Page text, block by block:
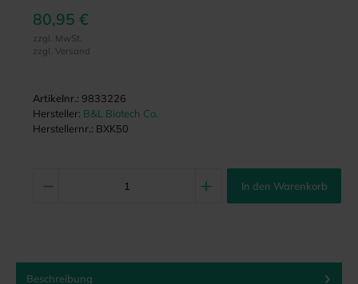
80,95 €
zzgl. MwSt.
zzgl. Versand
Artikelnr.: 9833226
Hersteller: B&L Biotech Co.
Herstellernr.: BXK50
In den Warenkorb
Beschreibung